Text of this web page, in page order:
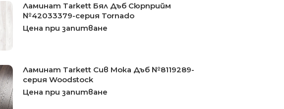
Ламинат Tarkett Бял Дъб Сюрприйм
№42033379-серия Tornado
Цена при запитване
Ламинат Tarkett Сив Мока Дъб №8119289-
серия Woodstock
Цена при запитване